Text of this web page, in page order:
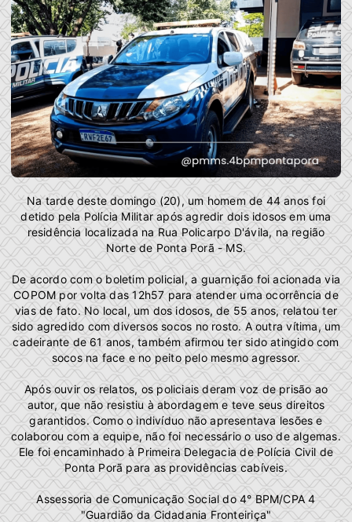
Na tarde deste domingo (20), um homem de 44 anos foi
detido pela Polícia Militar após agredir dois idosos em uma
residência localizada na Rua Policarpo D'ávila, na região
Norte de Ponta Porã - MS.
De acordo com o boletim policial, a guarnição foi acionada via
COPOM por volta das 12h57 para atender uma ocorrência de
vias de fato. No local, um dos idosos, de 55 anos, relatou ter
sido agredido com diversos socos no rosto. A outra vítima, um
cadeirante de 61 anos, também afirmou ter sido atingido com
socos na face e no peito pelo mesmo agressor.
Após ouvir os relatos, os policiais deram voz de prisão ao
autor, que não resistiu à abordagem e teve seus direitos
garantidos. Como o indivíduo não apresentava lesões e
colaborou com a equipe, não foi necessário o uso de algemas.
Ele foi encaminhado à Primeira Delegacia de Polícia Civil de
Ponta Porã para as providências cabíveis.
Assessoria de Comunicação Social do 4° BPM/CPA 4
"Guardião da Cidadania Fronteiriça"